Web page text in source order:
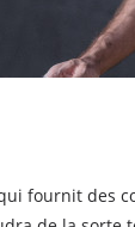
fournit des